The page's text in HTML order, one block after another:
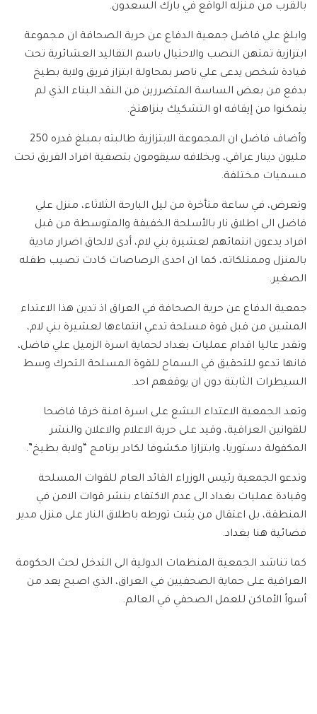
بالقرب من منزله الواقع في بارك السعدون.
وابلغ علي فاضل جمعية الدفاع عن حرية الصحافة ان مجموعة
ابتزازية تمتهن النصب والاحتيال باسم التقاليد العشائرية تحت
قيادة شخص يدعى علي ناصر بمحاولة ابتزاز فريق ولاية بطيخ
بدفع من بعض الساسة المتضررين من النقد البناء الذي لم
يتمكنوا من إيقافه او التشكيك بنزاهتخ.
وأضاف فاضل ان المجموعة الابتزازية طالبته بمبلغ قدره 250
مليون دينار عراقي، وبخلافه سيقومون بتصفية افراد الفريق تحت
مسميات مختلفة.
وتعرض، في ساعة متأخرة من ليل البارحة الثلاثاء، منزل علي
فاضل الى اطلاق نار بالأسلحة الخفيفة والمتوسطة من قبل
افراد يدعون انتمائهم لعشيرة بني لام، أدى لالحاق اضرار مادية
بالمنزل وممتلكاته، كما ان احدى الرصاصات كادت تصيب طفله
الصغير.
جمعية الدفاع عن حرية الصحافة في العراق اذ تدين هذا الاعتداء
المشين من قبل قوة مسلحة تدعي انتماءها لعشيرة بني لام،
وتقدر عاليا اقدام عمليات بغداد لحماية اسرة الزميل علي فاضل،
فانها تدعو للتحقيق في السماح للقوة المسلحة التحرك وسط
السيطرات الثابتة دون ان يوقفهم احد.
وتعد الجمعية الاعتداء البشع على اسرة امنة خرقا فاضحا
للقوانين العراقية، وقيد على حرية الاعلام والاعلان والنشر
المكفولة دستوريا، وابتزازا مكشوفا لكادر برنامج “ولاية بطيخ”.
وتدعو الجمعية رئيس الوزراء القائد العام للقوات المسلحة
وقيادة عمليات بغداد الى عدم الاكتفاء بنشر قوات الامن في
المنطقة، بل اعتقال من يثبت تورطه باطلاق النار على منزل مدير
فضائية هنا بغداد.
كما تناشد الجمعية المنظمات الدولية الى التدخل لحث الحكومة
العراقية على حماية الصحفيين في العراق، الذي اصبح يعد من
أسوأ الأماكن للعمل الصحفي في العالم.